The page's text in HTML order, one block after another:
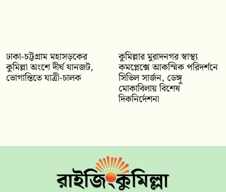
ঢাকা-চট্টগ্রাম মহাসড়কের
কুমিল্লা অংশে দীর্ঘ যানজট,
ভোগান্তিতে যাত্রী-চালক
কুমিল্লার মুরাদনগর স্বাস্থ্য
কমপ্লেক্সে আকস্মিক পরিদর্শনে
সিভিল সার্জন, ডেঙ্গু
মোকাবিলায় বিশেষ
দিকনির্দেশনা